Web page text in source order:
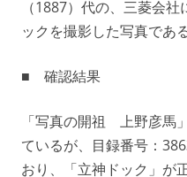
（1887）代の、三菱会
ックを撮影した写真である
■ 確認結果
「写真の開祖 上野彦馬
ているが、目録番号：
おり、「立神ドック」が正